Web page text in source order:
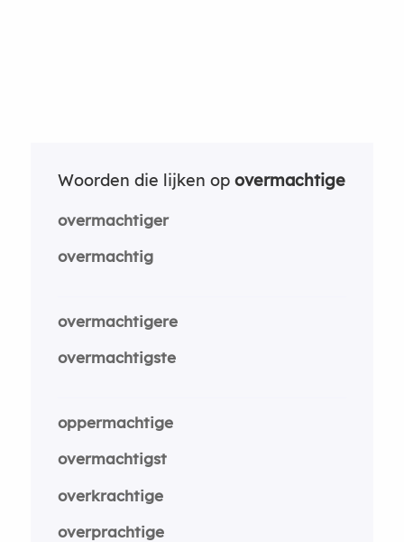
Woorden die lijken op overmachtige
overmachtiger
overmachtig
overmachtigere
overmachtigste
oppermachtige
overmachtigst
overkrachtige
overprachtige